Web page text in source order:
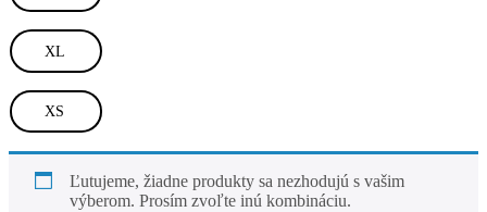
XL
XS
Ľutujeme, žiadne produkty sa nezhodujú s vašim
výberom. Prosím zvoľte inú kombináciu.